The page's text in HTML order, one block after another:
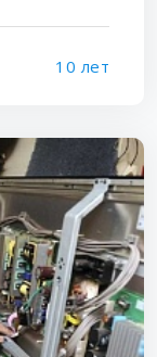
10 лет